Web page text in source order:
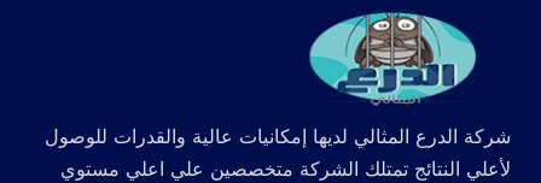
شركة الدرع المثالي لديها إمكانيات عالية والقدرات للوصول
لأعلي النتائج تمتلك الشركة متخصصين علي اعلي مستوي